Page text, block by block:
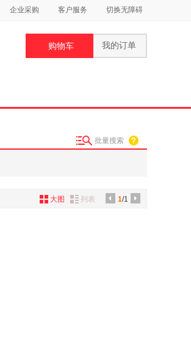
企业采购 客户服务 切换无障碍
购物车 我的订单
批量搜索
1/1
大图 列表